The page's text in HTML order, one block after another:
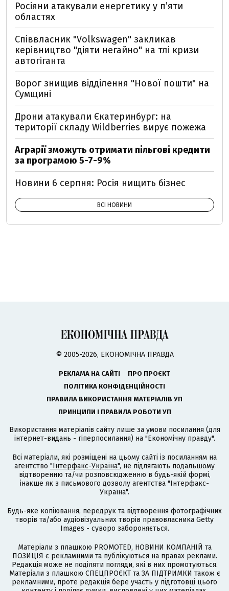
Росіяни атакували енергетику у пʼяти
областях
Співвласник "Volkswagen" закликав
керівництво "діяти негайно" на тлі кризи
автогіганта
Ворог знищив відділення "Нової пошти" на
Сумщині
Дрони атакували Єкатеринбург: на
території складу Wildberries вирує пожежа
Аграрії зможуть отримати пільгові кредити
за програмою 5-7-9%
Новини 6 серпня: Росія нищить бізнес
ВСІ НОВИНИ
© 2005-2026, ЕКОНОМІЧНА ПРАВДА
РЕКЛАМА НА САЙТІ
ПРО ПРОЄКТ
ПОЛІТИКА КОНФІДЕНЦІЙНОСТІ
ПРАВИЛА ВИКОРИСТАННЯ МАТЕРІАЛІВ УП
ПРИНЦИПИ І ПРАВИЛА РОБОТИ УП
Використання матеріалів сайту лише за умови посилання (для
інтернет-видань - гіперпосилання) на "Економічну правду".
Всі матеріали, які розміщені на цьому сайті із посиланням на
агентство "Інтерфакс-Україна", не підлягають подальшому
відтворенню та/чи розповсюдженню в будь-якій формі,
інакше як з письмового дозволу агентства "Інтерфакс-
Україна".
Будь-яке копіювання, передрук та відтворення фотографічних
творів та/або аудіовізуальних творів правовласника Getty
Images - суворо забороняється.
Матеріали з плашкою PROMOTED, НОВИНИ КОМПАНІЙ та
ПОЗИЦІЯ є рекламними та публікуються на правах реклами.
Редакція може не поділяти погляди, які в них промотуються.
Матеріали з плашкою СПЕЦПРОЄКТ та ЗА ПІДТРИМКИ також є
рекламними, проте редакція бере участь у підготовці цього